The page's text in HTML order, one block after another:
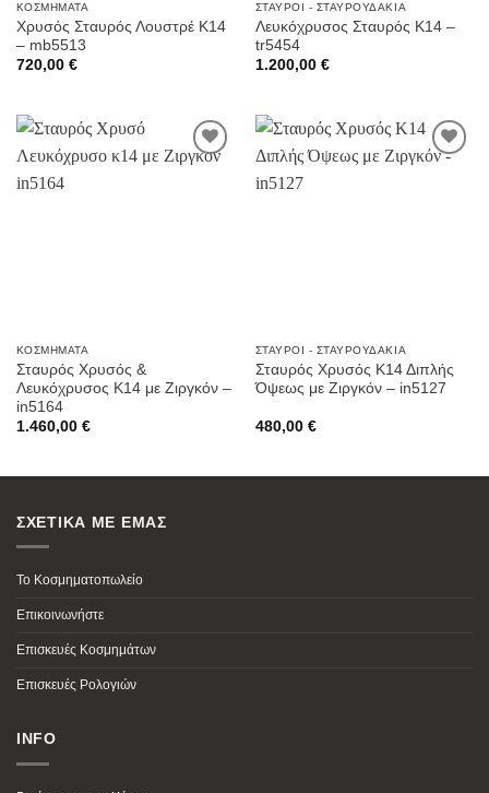
ΚΟΣΜΉΜΑΤΑ
Χρυσός Σταυρός Λουστρέ Κ14
– mb5513
720,00 €
ΣΤΑΥΡΟΊ - ΣΤΑΥΡΟΥΔΆΚΙΑ
Λευκόχρυσος Σταυρός K14 –
tr5454
1.200,00 €
ΚΟΣΜΉΜΑΤΑ
Σταυρός Χρυσός &
Λευκόχρυσος K14 με Ζιργκόν –
in5164
1.460,00 €
ΣΤΑΥΡΟΊ - ΣΤΑΥΡΟΥΔΆΚΙΑ
Σταυρός Χρυσός Κ14 Διπλής
Όψεως με Ζιργκόν – in5127
480,00 €
ΣΧΕΤΙΚΑ ΜΕ ΕΜΑΣ
Το Κοσμηματοπωλείο
Επικοινωνήστε
Επισκευές Κοσμημάτων
Επισκευές Ρολογιών
INFO